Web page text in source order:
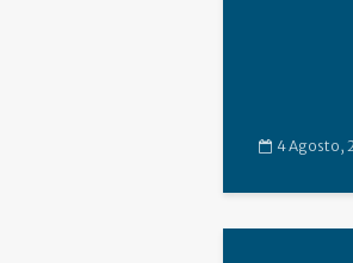
4 Agosto,